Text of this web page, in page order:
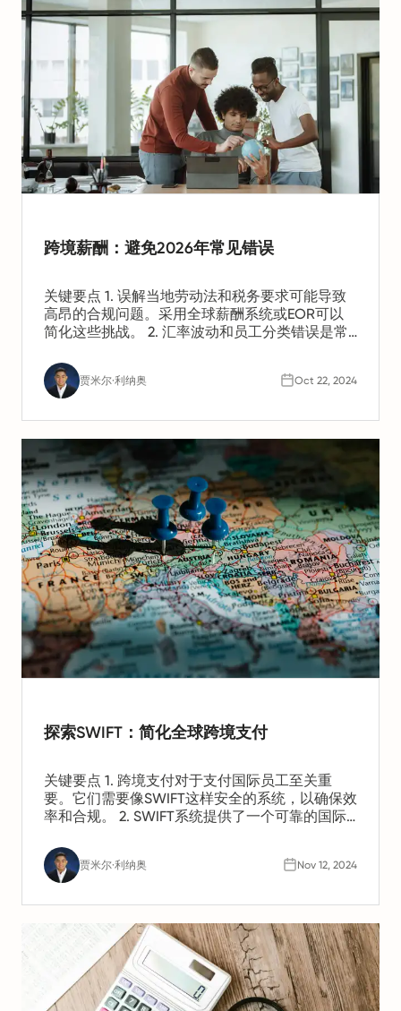
跨境薪酬：避免2026年常见错误
关键要点 1. 误解当地劳动法和税务要求可能导致
高昂的合规问题。采用全球薪酬系统或EOR可以
简化这些挑战。 2. 汇率波动和员工分类错误是常
具和专家指导可以防止错误。 3. 数据隐私法规因
国家而异。考虑投资于安全的全球薪酬解决方
案，以保护敏感信息。
贾米尔·利纳奥 Oct 22, 2024
探索SWIFT：简化全球跨境支付
关键要点 1. 跨境支付对于支付国际员工至关重
要。它们需要像SWIFT这样安全的系统，以确保效
率和合规。 2. SWIFT系统提供了一个可靠的国际
确保准确性。 3. 了解合规、汇率和支付选项的最
新信息，有助于您管理全球薪酬。
贾米尔·利纳奥 Nov 12, 2024